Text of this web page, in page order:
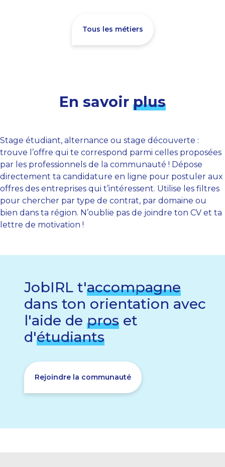
Tous les métiers
En savoir plus
Stage étudiant, alternance ou stage découverte :
trouve l’offre qui te correspond parmi celles proposées
par les professionnels de la communauté ! Dépose
directement ta candidature en ligne pour postuler aux
offres des entreprises qui t’intéressent. Utilise les filtres
pour chercher par type de contrat, par domaine ou
bien dans ta région. N’oublie pas de joindre ton CV et ta
lettre de motivation !
JobIRL t'accompagne
dans ton orientation avec
l'aide de pros et
d'étudiants
Rejoindre la communauté